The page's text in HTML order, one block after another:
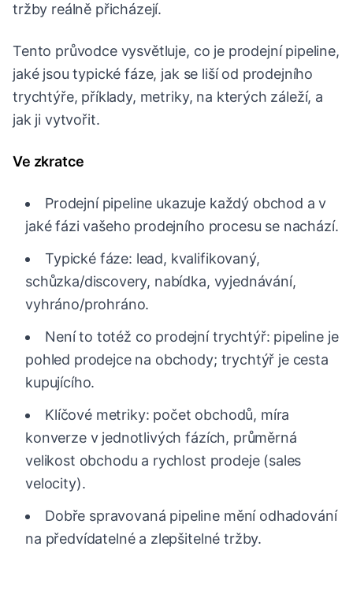
tržby reálně přicházejí.
Tento průvodce vysvětluje, co je prodejní pipeline,
jaké jsou typické fáze, jak se liší od prodejního
trychtýře, příklady, metriky, na kterých záleží, a
jak ji vytvořit.
Ve zkratce
Prodejní pipeline ukazuje každý obchod a v
jaké fázi vašeho prodejního procesu se nachází.
Typické fáze: lead, kvalifikovaný,
schůzka/discovery, nabídka, vyjednávání,
vyhráno/prohráno.
Není to totéž co prodejní trychtýř: pipeline je
pohled prodejce na obchody; trychtýř je cesta
kupujícího.
Klíčové metriky: počet obchodů, míra
konverze v jednotlivých fázích, průměrná
velikost obchodu a rychlost prodeje (sales
velocity).
Dobře spravovaná pipeline mění odhadování
na předvídatelné a zlepšitelné tržby.